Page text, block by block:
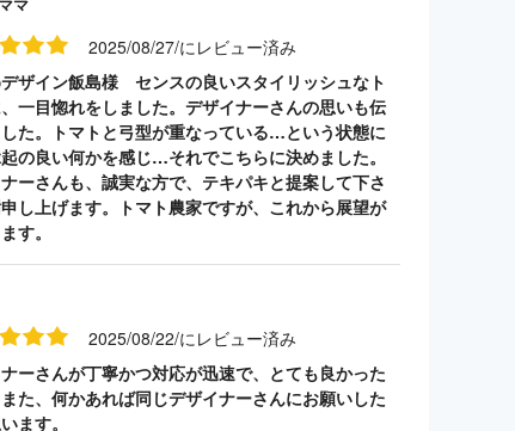
マ
2025/08/27/にレビュー済み
ザイン飯島様 センスの良いスタイリッシュなト
一目惚れをしました。デザイナーさんの思いも伝
た。トマトと弓型が重なっている…という状態に
の良い何かを感じ…それでこちらに決めました。
ーさんも、誠実な方で、テキパキと提案して下さ
し上げます。トマト農家ですが、これから展望が
す。
2025/08/22/にレビュー済み
ーさんが丁寧かつ対応が迅速で、とても良かった
た、何かあれば同じデザイナーさんにお願いした
ます。